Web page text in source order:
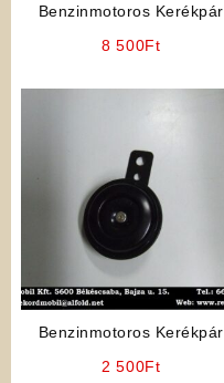
Benzinmotoros Kerékpár
8 500Ft
Benzinmotoros Kerékpár
2 500Ft